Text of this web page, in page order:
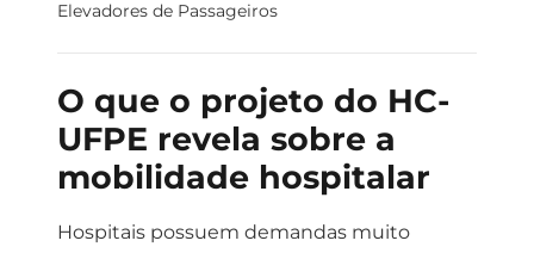
Elevadores de Passageiros
O que o projeto do HC-
UFPE revela sobre a
mobilidade hospitalar
Hospitais possuem demandas muito